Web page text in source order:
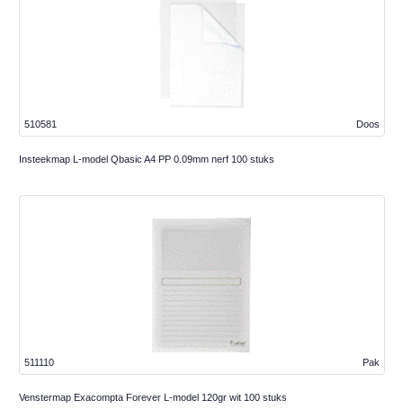
Doos
510581
Insteekmap L-model Qbasic A4 PP 0.09mm nerf 100 stuks
Pak
511110
Venstermap Exacompta Forever L-model 120gr wit 100 stuks